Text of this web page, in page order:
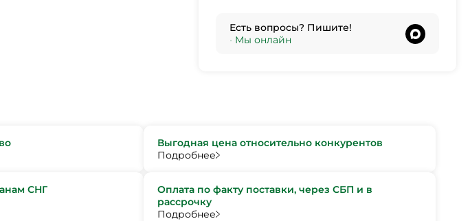
Есть вопросы? Пишите!
• Мы онлайн
Выгодная цена относительно конкурентов
Подробнее
СНГ
Оплата по факту поставки, через СБП и в
рассрочку
Подробнее